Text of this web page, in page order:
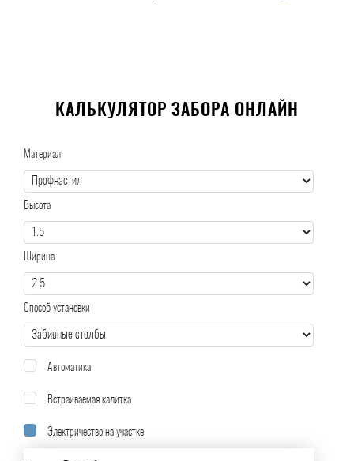
КАЛЬКУЛЯТОР ЗАБОРА ОНЛАЙН
Материал
Высота
Ширина
Способ установки
Автоматика
Встраиваемая калитка
Электричество на участке